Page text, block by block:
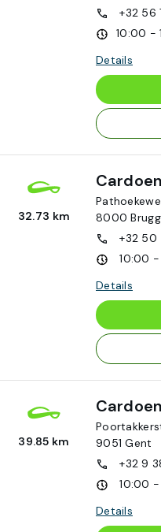
+32 56
10:00 -
Details
32.73 km
8000
+32 50
10:00 -
Details
39.85 km
9051Gent
+32 9
10:00 -
Details